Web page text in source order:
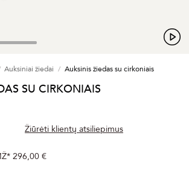
Auksiniai žiedai Auksinis žiedas su cirkoniais
SU CIRKONIAIS
Žiūrėti klientų atsiliepimus
296,00 €